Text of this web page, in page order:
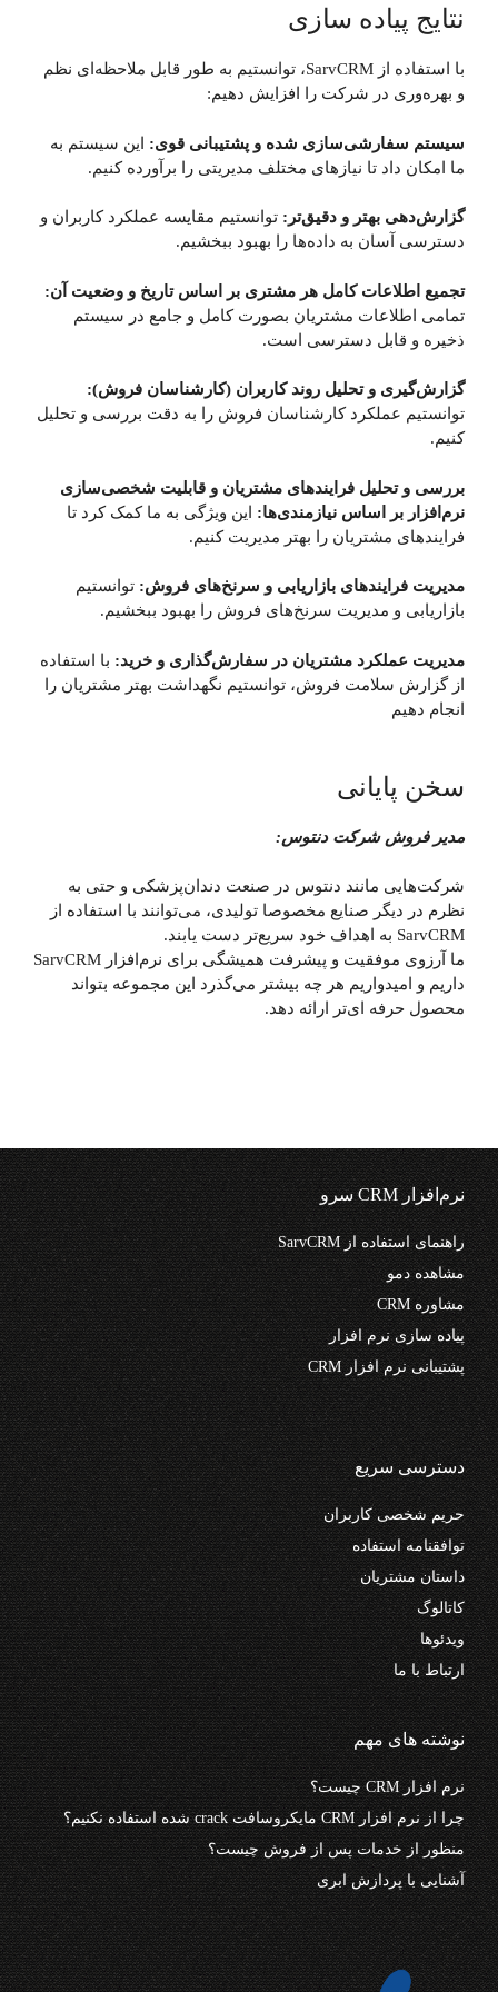
نتایج پیاده سازی
با استفاده از SarvCRM، توانستیم به طور قابل ملاحظه‌ای نظم
و بهره‌وری در شرکت را افزایش دهیم:
سیستم سفارشی‌سازی شده و پشتیبانی قوی:این سیستم به
ما امکان داد تا نیازهای مختلف مدیریتی را برآورده کنیم.
گزارش‌دهی بهتر و دقیق‌تر:توانستیم مقایسه عملکرد کاربران و
دسترسی آسان به داده‌ها را بهبود ببخشیم.
تجمیع اطلاعات کامل هر مشتری بر اساس تاریخ و وضعیت آن:
تمامی اطلاعات مشتریان بصورت کامل و جامع در سیستم
ذخیره و قابل دسترسی است.
گزارش‌گیری و تحلیل روند کاربران (کارشناسان فروش):
توانستیم عملکرد کارشناسان فروش را به دقت بررسی و تحلیل
کنیم.
بررسی و تحلیل فرایندهای مشتریان و قابلیت شخصی‌سازی
نرم‌افزار بر اساس نیازمندی‌ها:این ویژگی به ما کمک کرد تا
فرایندهای مشتریان را بهتر مدیریت کنیم.
مدیریت فرایندهای بازاریابی و سرنخ‌های فروش: توانستیم
بازاریابی و مدیریت سرنخ‌های فروش را بهبود ببخشیم.
مدیریت عملکرد مشتریان در سفارش‌گذاری و خرید:با استفاده
از گزارش سلامت فروش، توانستیم نگهداشت بهتر مشتریان را
انجام دهیم
سخن پایانی
مدیر فروش شرکت دنتوس:
شرکت‌هایی مانند دنتوس در صنعت دندان‌پزشکی و حتی به
نظرم در دیگر صنایع مخصوصا تولیدی، می‌توانند با استفاده از
SarvCRM به اهداف خود سریع‌تر دست یابند.
ما آرزوی موفقیت و پیشرفت همیشگی برای نرم‌افزار SarvCRM
داریم و امیدواریم هر چه بیشتر می‌گذرد این مجموعه بتواند
محصول حرفه ای‌تر ارائه دهد.
نرم‌افزار CRM سرو
راهنمای استفاده از SarvCRM
مشاهده دمو
مشاوره CRM
پیاده سازی نرم افزار
پشتیبانی نرم افزار CRM
دسترسی سریع
حریم شخصی کاربران
توافقنامه استفاده
داستان مشتریان
کاتالوگ
ویدئوها
ارتباط با ما
نوشته های مهم
نرم افزار CRM چیست؟
چرا از نرم افزار CRM مایکروسافت crack شده استفاده نکنیم؟
منظور از خدمات پس از فروش چیست؟
آشنایی با پردازش ابری